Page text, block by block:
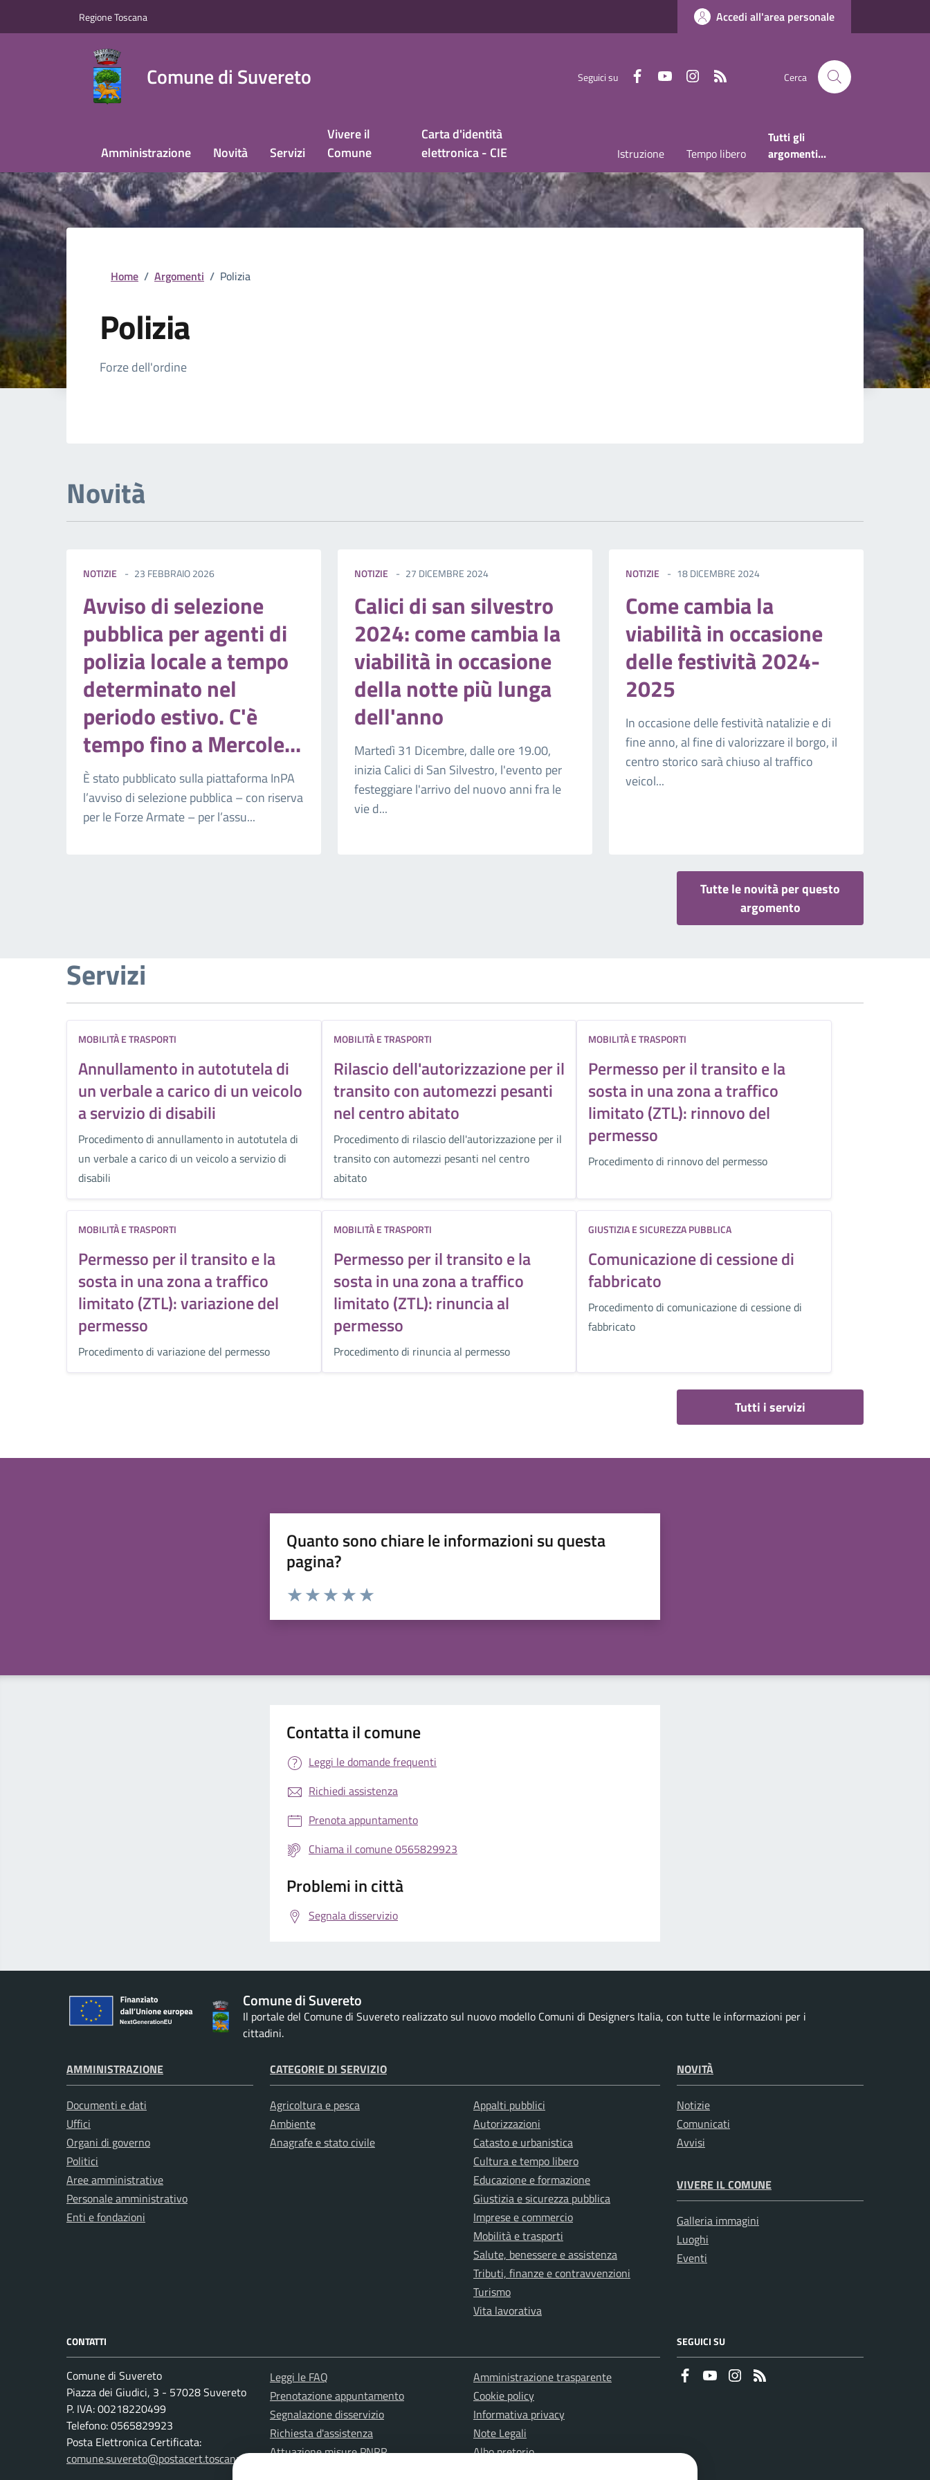
Regione Toscana Accedi all'area personale
Comune di Suvereto Seguici su FaceboookYoutubeInstagram Cerca
Amministrazione Novità Servizi
Vivere il
Comune
Carta d'identità
elettronica - CIE
Istruzione Tempo libero
Tutti gli
argomenti...
Home / Argomenti / Polizia
Polizia
Dettagli della notizia
Forze dell'ordine
Novità
NOTIZIE 23 FEBBRAIO 2026
Avviso di selezione
pubblica per agenti di
polizia locale a tempo
determinato nel
periodo estivo. C'è
tempo fino a Mercole...
È stato pubblicato sulla piattaforma InPA
l’avviso di selezione pubblica – con riserva
per le Forze Armate – per l’assu...
NOTIZIE 27 DICEMBRE 2024
Calici di san silvestro
2024: come cambia la
viabilità in occasione
della notte più lunga
dell'anno
Martedì 31 Dicembre, dalle ore 19.00,
inizia Calici di San Silvestro, l'evento per
festeggiare l'arrivo del nuovo anni fra le
vie d...
NOTIZIE 18 DICEMBRE 2024
Come cambia la
viabilità in occasione
delle festività 2024-
2025
In occasione delle festività natalizie e di
fine anno, al fine di valorizzare il borgo, il
centro storico sarà chiuso al traffico
veicol...
Tutte le novità per questo
argomento
Servizi
MOBILITÀ E TRASPORTI
Annullamento in autotutela di
un verbale a carico di un veicolo
a servizio di disabili
Procedimento di annullamento in autotutela di
un verbale a carico di un veicolo a servizio di
disabili
MOBILITÀ E TRASPORTI
Rilascio dell'autorizzazione per il
transito con automezzi pesanti
nel centro abitato
Procedimento di rilascio dell'autorizzazione per il
transito con automezzi pesanti nel centro
abitato
MOBILITÀ E TRASPORTI
Permesso per il transito e la
sosta in una zona a traffico
limitato (ZTL): rinnovo del
permesso
Procedimento di rinnovo del permesso
MOBILITÀ E TRASPORTI
Permesso per il transito e la
sosta in una zona a traffico
limitato (ZTL): variazione del
permesso
Procedimento di variazione del permesso
MOBILITÀ E TRASPORTI
Permesso per il transito e la
sosta in una zona a traffico
limitato (ZTL): rinuncia al
permesso
Procedimento di rinuncia al permesso
GIUSTIZIA E SICUREZZA PUBBLICA
Comunicazione di cessione di
fabbricato
Procedimento di comunicazione di cessione di
fabbricato
Tutti i servizi
Quanto sono chiare le informazioni su questa
pagina?
Valuta da 1 a 5 stelle la pagina
Contatta il comune
Leggi le domande frequenti
Richiedi assistenza
Prenota appuntamento
Chiama il comune 0565829923
Problemi in città
Segnala disservizio
Comune di Suvereto
Il portale del Comune di Suvereto realizzato sul nuovo modello Comuni di Designers Italia, con tutte le informazioni per i
cittadini.
AMMINISTRAZIONE
Documenti e dati
Uffici
Organi di governo
Politici
Aree amministrative
Personale amministrativo
Enti e fondazioni
CATEGORIE DI SERVIZIO
Agricoltura e pesca
Ambiente
Anagrafe e stato civile
Appalti pubblici
Autorizzazioni
Catasto e urbanistica
Cultura e tempo libero
Educazione e formazione
Giustizia e sicurezza pubblica
Imprese e commercio
Mobilità e trasporti
Salute, benessere e assistenza
Tributi, finanze e contravvenzioni
Turismo
Vita lavorativa
NOVITÀ
Notizie
Comunicati
Avvisi
VIVERE IL COMUNE
Galleria immagini
Luoghi
Eventi
CONTATTI
Comune di Suvereto
Piazza dei Giudici, 3 - 57028 Suvereto
P. IVA: 00218220499
Telefono: 0565829923
Posta Elettronica Certificata:
comune.suvereto@postacert.toscana.it
Leggi le FAQ
Prenotazione appuntamento
Segnalazione disservizio
Richiesta d'assistenza
Attuazione misure PNRR
Amministrazione trasparente
Cookie policy
Informativa privacy
Note Legali
Albo pretorio
SEGUICI SU
FaceboookYoutubeInstagram